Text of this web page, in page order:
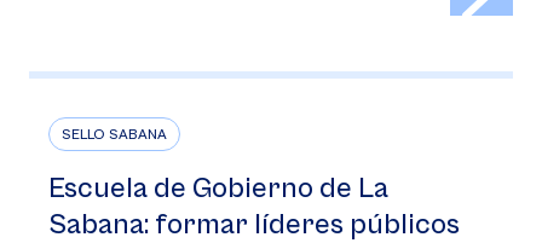
SELLO SABANA
Escuela de Gobierno de La
Sabana: formar líderes públicos